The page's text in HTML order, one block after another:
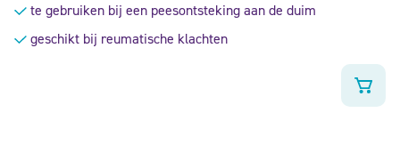
te gebruiken bij een peesontsteking aan de duim
geschikt bij reumatische klachten